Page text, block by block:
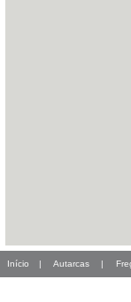
Início | Autarcas |